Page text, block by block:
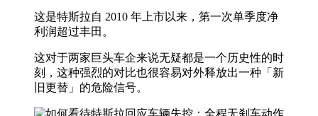
这是特斯拉自 2010 年上市以来，第一次单季度净
利润超过丰田。
这对于两家巨头车企来说无疑都是一个历史性的时
刻，这种强烈的对比也很容易对外释放出一种「新
旧更替」的危险信号。